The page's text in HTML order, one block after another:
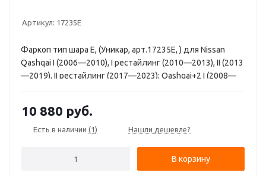
Артикул: 17235Е
Фаркоп тип шара E, (Уникар, арт.17235Е, ) для Nissan
Qashqai I (2006—2010), I рестайлинг (2010—2013), II (2013
—2019), II рестайлинг (2017—2023); Qashqai+2 I (2008—
10 880 руб.
Есть в наличии (1) Нашли дешевле?
В корзину